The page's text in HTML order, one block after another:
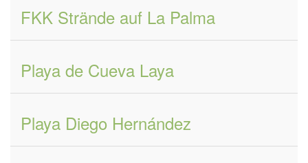
FKK Strände auf La Palma
Playa de Cueva Laya
Playa Diego Hernández